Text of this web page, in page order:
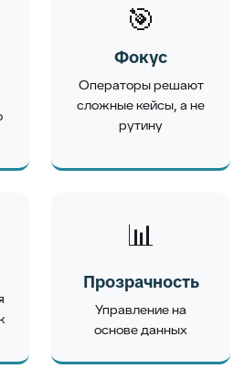
🎯
Фокус
Операторы решают
сложные кейсы, а не
рутину
📊
Прозрачность
Управление на
основе данных